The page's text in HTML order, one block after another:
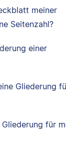
meiner
Seitenzahl?
einer
Gliederung
für